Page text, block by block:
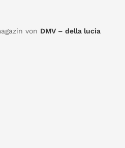
von DMV – della lucia